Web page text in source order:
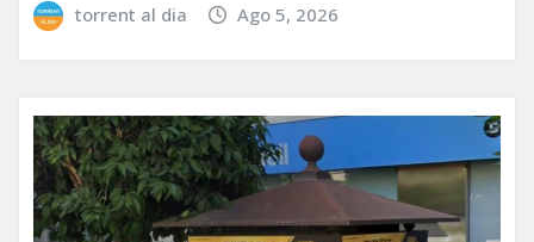
torrent al dia Ago 5, 2026